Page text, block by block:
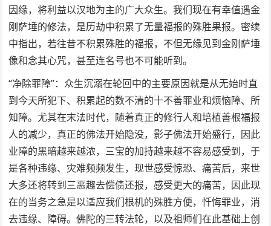
因缘，将利益以汉地为主的广大众生。我们现在有幸值遇金
刚萨埵的修法，是历劫中积累了无量福报的殊胜果报。密续
中指出，若往昔不积累殊胜的福报，不但无缘见到金刚萨埵
像和念其心咒，甚至连名号也不可能听到。
“净除罪障”：众生沉溺在轮回中的主要原因就是从无始时直
到今天所犯下、积累起的数不清的十不善罪业和烦恼障、所
知障。尤其在末法时代，随着真正的修行人和培植善根福报
人的减少，真正的佛法开始隐没，影子佛法开始盛行，因此
业障的黑暗越来越浓，三宝的加持越来越不容易感受到，于
是各种违缘、灾难频频发生，现世感受惊恐、痛苦后，来世
大多还将转到三恶趣去偿债还报，感受更大的痛苦，因此现
在的当务之急是以适应我们根机的殊胜方便，忏悔罪业，消
去违缘、障碍。佛陀的三转法轮，以及祖师们在此基础上创